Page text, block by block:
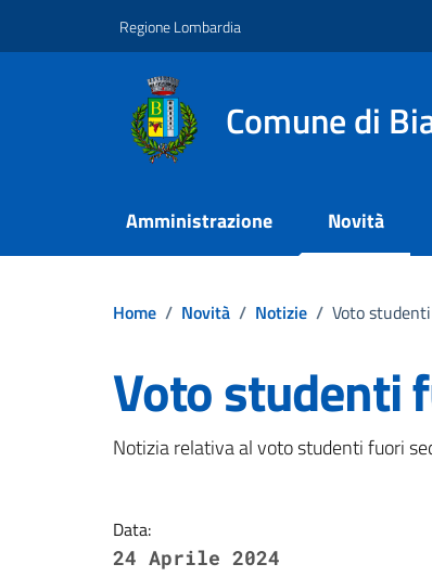
Regione Lombardia
Comune di
Amministrazione Novità
Home / Novità / Notizie / Voto
Voto studenti
Dettagli della
Notizia relativa al voto studenti fuori
Data:
24 Aprile 2024